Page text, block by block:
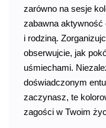
zarówno na sesje
zabawna aktywność
i rodziną.
obserwujcie, jak
uśmiechami.
doświadczonym
zaczynasz, te
zagości w Twoim